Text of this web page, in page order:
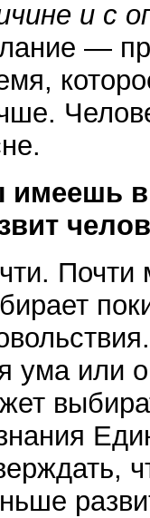
и с
—
имеешь в
Почти
ума или